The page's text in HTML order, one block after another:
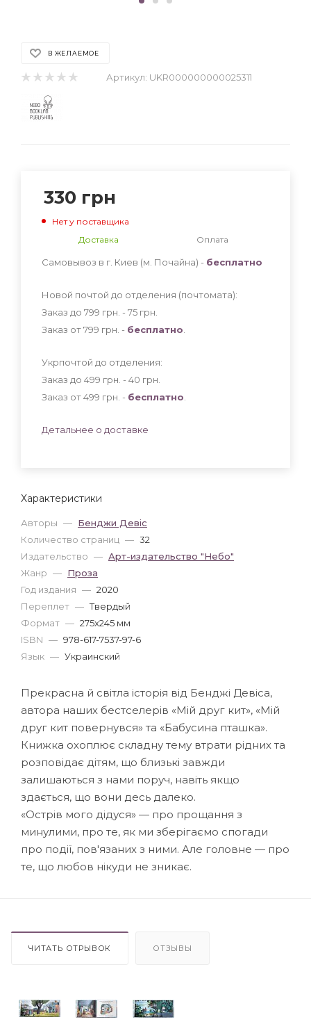
В ЖЕЛАЕМОЕ
Артикул: UKR000000000025311
Характеристики
Авторы — Бенджи Девіс
Количество страниц — 32
Издательство — Арт-издательство "Небо"
Жанр — Проза
Год издания — 2020
Переплет — Твердый
Формат — 275x245 мм
ISBN — 978-617-7537-97-6
Язык — Украинский
330 грн
Нет у поставщика
Доставка
Оплата
Самовывоз в г. Киев (м. Почайна) - бесплатно
Новой почтой до отделения (почтомата):
Заказ до 799 грн. - 75 грн
Заказ от 799 грн. - бесплатно
Укрпочтой до отделения:
Заказ до 499 грн. - 40 грн
Заказ от 499 грн. - бесплатно
Детальнее о доставке
Прекрасна й світла історія від Бенджі Девіса,
автора наших бестселерів «Мій друг кит», «Мій
друг кит повернувся» та «Бабусина пташка».
Книжка охоплює складну тему втрати рідних та
розповідає дітям, що близькі завжди
залишаються з нами поруч, навіть якщо
здається, що вони десь далеко.
«Острів мого дідуся» — про прощання з
минулими, про те, як ми зберігаємо спогади
про події, пов'язаних з ними. Але головне — про
те, що любов нікуди не зникає.
ЧИТАТЬ ОТРЫВОК ОТЗЫВЫ